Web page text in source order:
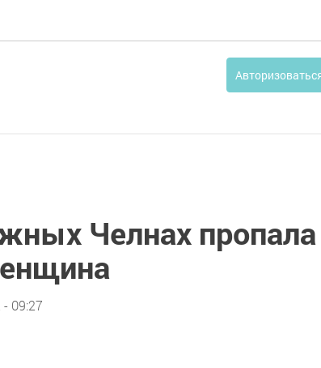
Челнах
09:27